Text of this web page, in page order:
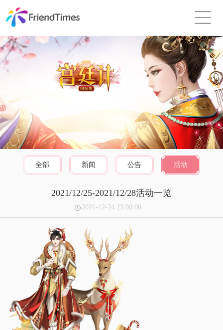
全部 新闻 公告 活动
2021/12/25-2021/12/28活动一览
2021-12-24 23:00:00